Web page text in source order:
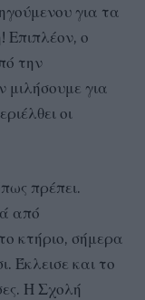
για τα
Επιπλέον, ο
την
μιλήσουμε για
οι
πρέπει.
από
κτήριο, σήμερα
Έκλεισε και το
Η Σχολή